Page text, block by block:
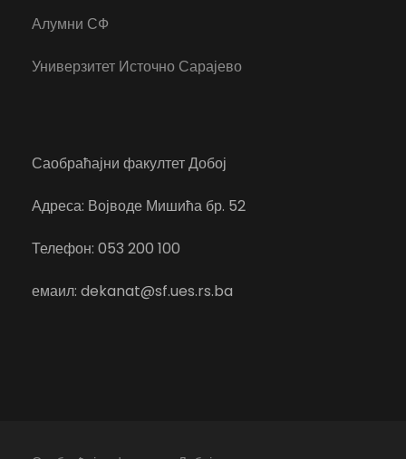
Алумни СФ
Универзитет Источно Сарајево
Саобраћајни факултет Добој
Адреса: Војводе Мишића бр. 52
Телефон: 053 200 100
емаил: dekanat@sf.ues.rs.ba